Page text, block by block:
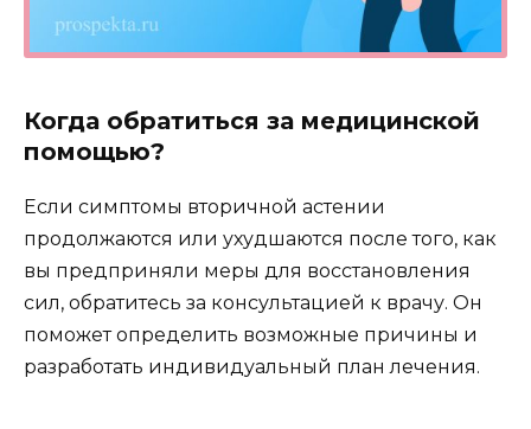
Когда обратиться за медицинской
помощью?
Если симптомы вторичной астении
продолжаются или ухудшаются после того, как
вы предприняли меры для восстановления
сил, обратитесь за консультацией к врачу. Он
поможет определить возможные причины и
разработать индивидуальный план лечения.